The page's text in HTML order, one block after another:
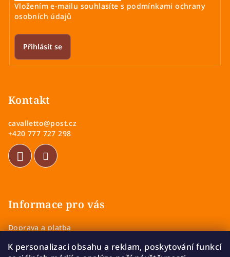
K personalizaci obsahu a reklam, poskytování funkcí
Vložením e-mailu souhlasíte s podmínkami ochrany
osobních údajů
Přihlásit se
Kontakt
cavalletto@post.cz
+420 777 727 298
Informace pro vás
Doprava a platba
Zásady ochrany osobních údajů